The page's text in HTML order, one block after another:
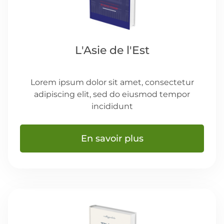
L'Asie de l'Est
Lorem ipsum dolor sit amet, consectetur
adipiscing elit, sed do eiusmod tempor
incididunt
En savoir plus